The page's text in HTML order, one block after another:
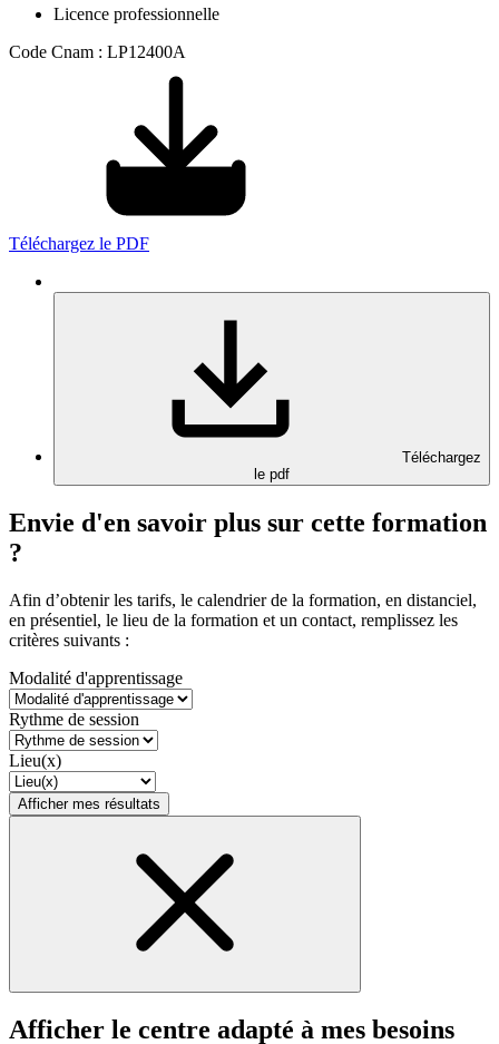
Licence professionnelle
Code Cnam : LP12400A
Téléchargez le PDF
Téléchargez
le pdf
Envie d'en savoir plus sur cette formation
?
Afin d’obtenir les tarifs, le calendrier de la formation, en distanciel,
en présentiel, le lieu de la formation et un contact, remplissez les
critères suivants :
Modalité d'apprentissage
Rythme de session
Lieu(x)
Afficher mes résultats
Afficher le centre adapté à mes besoins